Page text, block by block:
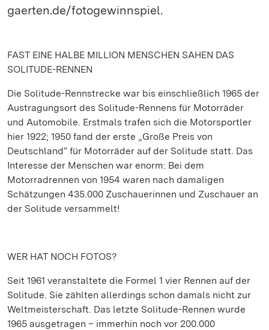
gaerten.de/fotogewinnspiel.
FAST EINE HALBE MILLION MENSCHEN SAHEN DAS
SOLITUDE-RENNEN
Die Solitude-Rennstrecke war bis einschließlich 1965 der
Austragungsort des Solitude-Rennens für Motorräder
und Automobile. Erstmals trafen sich die Motorsportler
hier 1922; 1950 fand der erste „Große Preis von
Deutschland“ für Motorräder auf der Solitude statt. Das
Interesse der Menschen war enorm: Bei dem
Motorradrennen von 1954 waren nach damaligen
Schätzungen 435.000 Zuschauerinnen und Zuschauer an
der Solitude versammelt!
WER HAT NOCH FOTOS?
Seit 1961 veranstaltete die Formel 1 vier Rennen auf der
Solitude. Sie zählten allerdings schon damals nicht zur
Weltmeisterschaft. Das letzte Solitude-Rennen wurde
1965 ausgetragen – immerhin noch vor 200.000